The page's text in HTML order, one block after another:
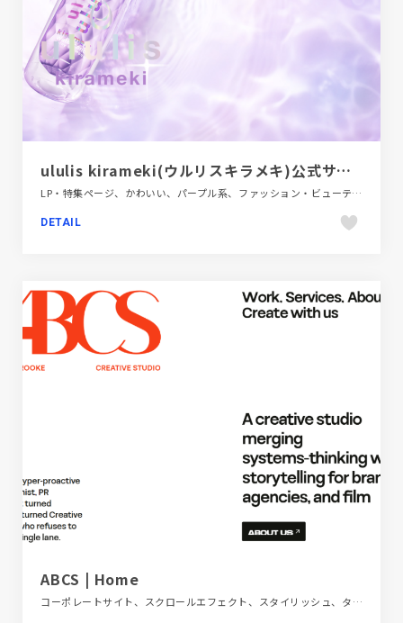
ululis kirameki(ウルリスキラメキ)公式サイト|補水ツヤ補整ケア
LP・特集ページ、かわいい、パープル系、ファッション・ビューティー
DETAIL
ABCS | Home
コーポレートサイト、スクロールエフェクト、スタイリッシュ、タイポグラフィー、デザイン・アート・音楽・文芸、ホワイト系